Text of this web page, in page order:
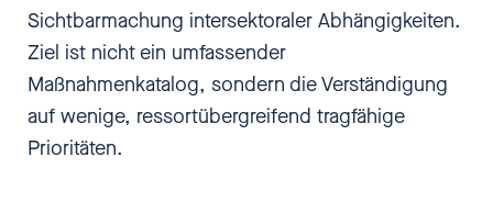
Sichtbarmachung intersektoraler Abhängigkeiten.
Ziel ist nicht ein umfassender
Maßnahmenkatalog, sondern die Verständigung
auf wenige, ressortübergreifend tragfähige
Prioritäten.